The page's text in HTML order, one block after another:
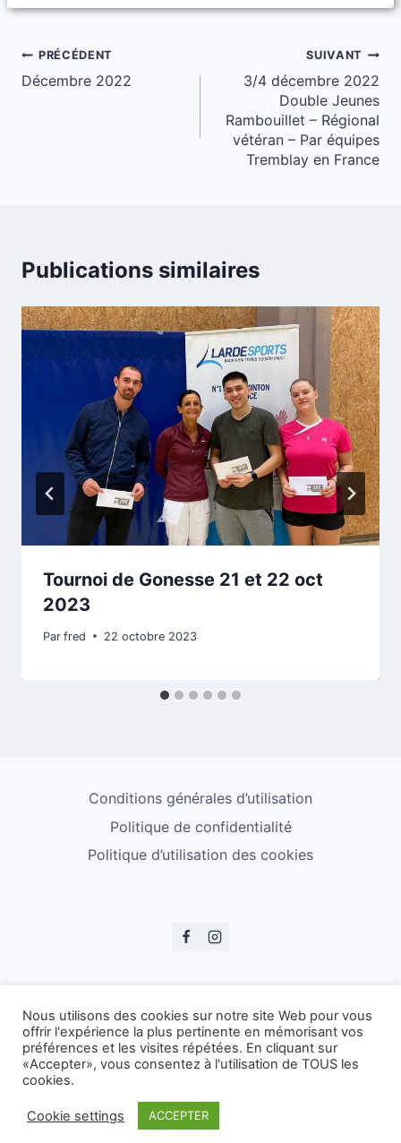
Navigation
de
PRÉCÉDENT
Décembre 2022
SUIVANT
3/4 décembre 2022
Double Jeunes
Rambouillet – Régional
vétéran – Par équipes
Tremblay en France
Publications similaires
Tournoi de Gonesse 21 et 22 oct
2023
Par fred 22 octobre 2023
Conditions générales d’utilisation
Politique de confidentialité
Politique d’utilisation des cookies
Nous utilisons des cookies sur notre site Web pour vous
offrir l'expérience la plus pertinente en mémorisant vos
préférences et les visites répétées. En cliquant sur
«Accepter», vous consentez à l'utilisation de TOUS les
cookies.
Cookie settings ACCEPTER